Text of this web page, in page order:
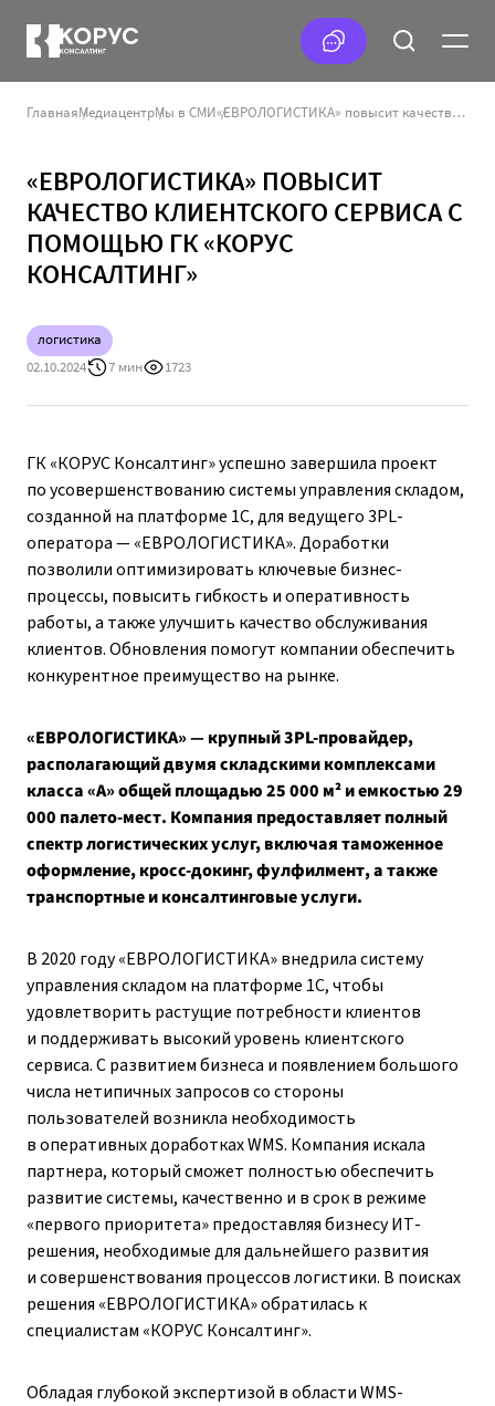
ГлавнаяМедиацентрМы в СМИ «ЕВРОЛОГИСТИКА» повысит качество клиентского сервиса с помощью ГК «КОРУС Консалтинг»
«ЕВРОЛОГИСТИКА» ПОВЫСИТ
КАЧЕСТВО КЛИЕНТСКОГО СЕРВИСА С
ПОМОЩЬЮ ГК «КОРУС
КОНСАЛТИНГ»
логистика
02.10.2024
7 мин 1723
ГК «КОРУС Консалтинг» успешно завершила проект
по усовершенствованию системы управления складом,
созданной на платформе 1С, для ведущего 3PL-
оператора — «ЕВРОЛОГИСТИКА». Доработки
позволили оптимизировать ключевые бизнес-
процессы, повысить гибкость и оперативность
работы, а также улучшить качество обслуживания
клиентов. Обновления помогут компании обеспечить
конкурентное преимущество на рынке.
«ЕВРОЛОГИСТИКА» — крупный 3PL-провайдер,
располагающий двумя складскими комплексами
класса «А» общей площадью 25 000 м² и емкостью 29
000 палето-мест. Компания предоставляет полный
спектр логистических услуг, включая таможенное
оформление, кросс-докинг, фулфилмент, а также
транспортные и консалтинговые услуги.
В 2020 году «ЕВРОЛОГИСТИКА» внедрила систему
управления складом на платформе 1С, чтобы
удовлетворить растущие потребности клиентов
и поддерживать высокий уровень клиентского
сервиса. С развитием бизнеса и появлением большого
числа нетипичных запросов со стороны
пользователей возникла необходимость
в оперативных доработках WMS. Компания искала
партнера, который сможет полностью обеспечить
развитие системы, качественно и в срок в режиме
«первого приоритета» предоставляя бизнесу ИТ-
решения, необходимые для дальнейшего развития
и совершенствования процессов логистики. В поисках
решения «ЕВРОЛОГИСТИКА» обратилась к
специалистам «КОРУС Консалтинг».
Обладая глубокой экспертизой в области WMS-